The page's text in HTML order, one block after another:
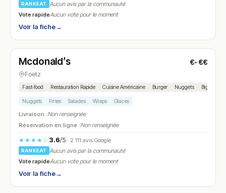
RANKEAT
Aucun avis par la communauté
Vote rapideAucun vote pour le moment
Voir la fiche→
N° 10
Mcdonald’s €-€€
Foetz
Fast‑food Restauration Rapide Cuisine Américaine Burger Nuggets Big Mac™
Nuggets Frites Salades Wraps Glaces
Livraison :Non renseignée
Réservation en ligne :Non renseignée
★★★★☆ 3.6/5· 2 111 avis Google
RANKEAT
Aucun avis par la communauté
Vote rapideAucun vote pour le moment
Voir la fiche→